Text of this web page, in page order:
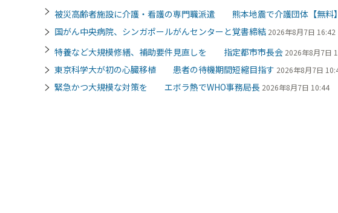
被災高齢者施設に介護・看護の専門職派遣 熊本地震で介護団体【無料】
国がん中央病院、シンガポールがんセンターと覚書締結 2026年8月7日 16:42
特養など大規模修繕、補助要件見直しを 指定都市市長会 2026年8月7日
東京科学大が初の心臓移植 患者の待機期間短縮目指す 2026年8月7日
緊急かつ大規模な対策を エボラ熱でWHO事務局長 2026年8月7日 10:44